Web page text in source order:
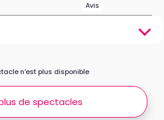
Avis
n’est plus disponible
de spectacles